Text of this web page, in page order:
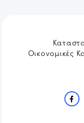
Οικονομικές